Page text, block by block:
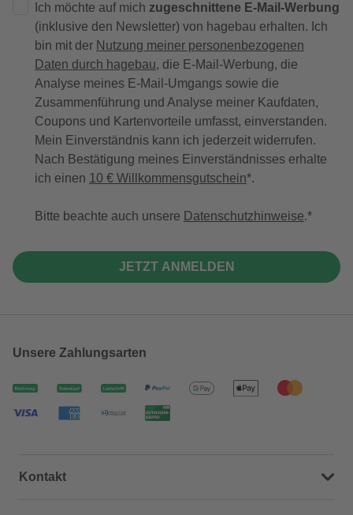
Ich möchte auf mich zugeschnittene E-Mail-Werbung
(inklusive den Newsletter) von hagebau erhalten. Ich
bin mit der Nutzung meiner personenbezogenen
Daten durch hagebau, die E-Mail-Werbung, die
Analyse meines E-Mail-Umgangs sowie die
Zusammenführung und Analyse meiner Kaufdaten,
Coupons und Kartenvorteile umfasst, einverstanden.
Mein Einverständnis kann ich jederzeit widerrufen.
Nach Bestätigung meines Einverständnisses erhalte
ich einen 10 € Willkommensgutschein*.
Bitte beachte auch unsere Datenschutzhinweise.
JETZT ANMELDEN
Unsere Zahlungsarten
Kontakt